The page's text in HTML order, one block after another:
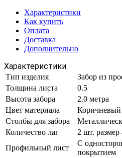
Характеристики
Как купить
Оплата
Доставка
Дополнительно
Характеристики
Тип изделия
Забор из
Толщина листа
0.5
Высота забора
2.0 метра
Цвет материала
Столбы для забора
Количество лаг
2 шт.
Профильный лист
С
покрытием